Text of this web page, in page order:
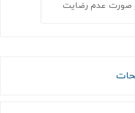
صورت عدم رضایت